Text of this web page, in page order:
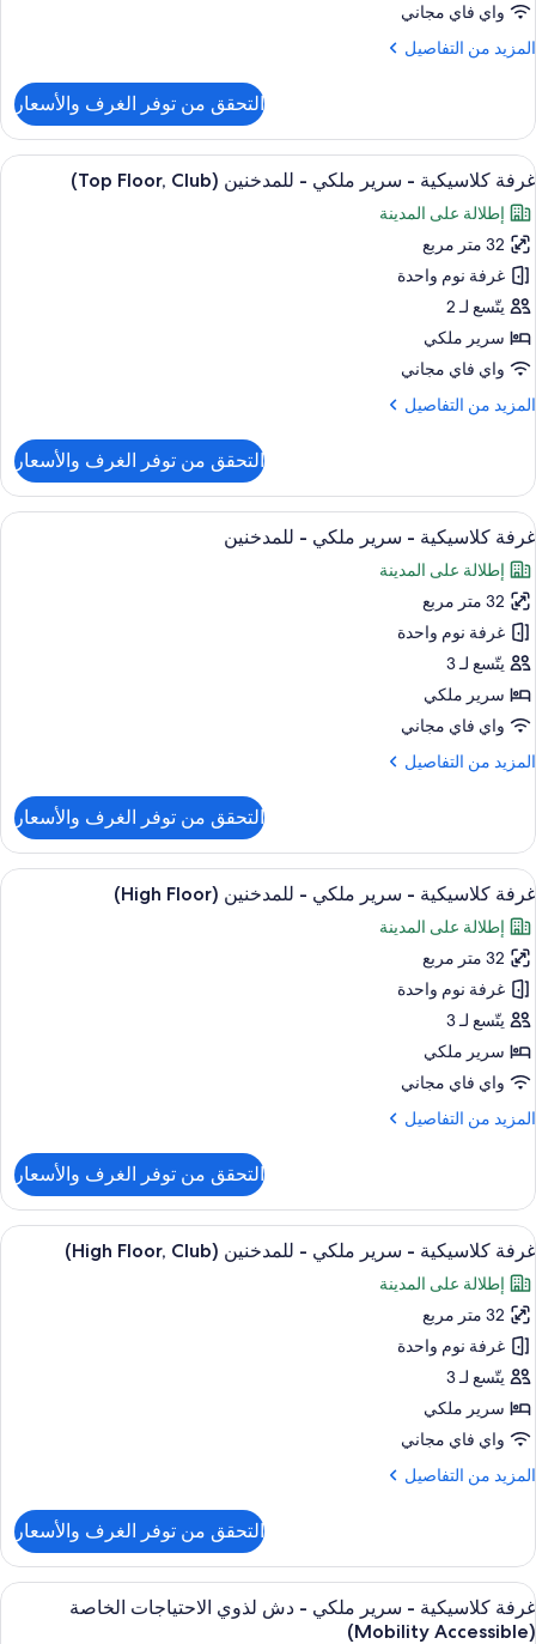
واي فاي مجاني
المزيد من التفاصيل
المزيد
غرفة
كلاسيكية
(Upgraded)
التحقق من توفر الغرف والأسعار
استعراض
جميع
صور
غرفة
كلاسيكية
-
سرير
ملكي
للمدخنين
Club)
6
غرفة كلاسيكية - سرير ملكي - للمدخنين (Top Floor, Club)
إطلالة على المدينة
32 متر مربع
غرفة نوم واحدة
يتّسع لـ 2
سرير ملكي
واي فاي مجاني
المزيد من التفاصيل
المزيد
غرفة
كلاسيكية
-
سرير
ملكي
للمدخنين
(Top
Floor,
Club)
التحقق من توفر الغرف والأسعار
استعراض
جميع
صور
غرفة
كلاسيكية
-
سرير
ملكي
للمدخنين
6
غرفة كلاسيكية - سرير ملكي - للمدخنين
إطلالة على المدينة
32 متر مربع
غرفة نوم واحدة
يتّسع لـ 3
سرير ملكي
واي فاي مجاني
المزيد من التفاصيل
المزيد
غرفة
كلاسيكية
-
سرير
ملكي
للمدخنين
التحقق من توفر الغرف والأسعار
استعراض
جميع
صور
غرفة
كلاسيكية
-
سرير
ملكي
للمدخنين
7
غرفة كلاسيكية - سرير ملكي - للمدخنين (High Floor)
إطلالة على المدينة
32 متر مربع
غرفة نوم واحدة
يتّسع لـ 3
سرير ملكي
واي فاي مجاني
المزيد من التفاصيل
المزيد
غرفة
كلاسيكية
-
سرير
ملكي
للمدخنين
(High
Floor)
التحقق من توفر الغرف والأسعار
استعراض
جميع
صور
غرفة
كلاسيكية
-
سرير
ملكي
للمدخنين
Club)
5
غرفة كلاسيكية - سرير ملكي - للمدخنين (High Floor, Club)
إطلالة على المدينة
32 متر مربع
غرفة نوم واحدة
يتّسع لـ 3
سرير ملكي
واي فاي مجاني
المزيد من التفاصيل
المزيد
غرفة
كلاسيكية
-
سرير
التحقق من توفر الغرف والأسعار
استعراض
جميع
5
غرفة كلاسيكية - سرير ملكي - دش لذوي الاحتياجات الخاصة
(Mobility Accessible)